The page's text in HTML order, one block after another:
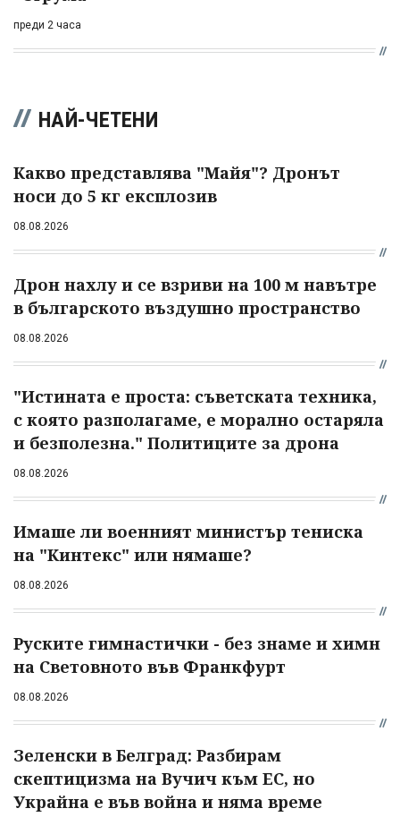
преди 2 часа
НАЙ-ЧЕТЕНИ
Какво представлява "Майя"? Дронът
носи до 5 кг експлозив
08.08.2026
Дрон нахлу и се взриви на 100 м навътре
в българското въздушно пространство
08.08.2026
"Истината е проста: съветската техника,
с която разполагаме, е морално остаряла
и безполезна." Политиците за дрона
08.08.2026
Имаше ли военният министър тениска
на "Кинтекс" или нямаше?
08.08.2026
Руските гимнастички - без знаме и химн
на Световното във Франкфурт
08.08.2026
Зеленски в Белград: Разбирам
скептицизма на Вучич към ЕС, но
Украйна е във война и няма време